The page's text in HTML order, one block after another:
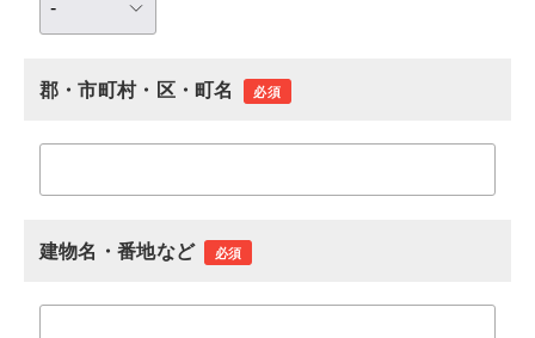
郡・市町村・区・町名 必須
建物名・番地など 必須